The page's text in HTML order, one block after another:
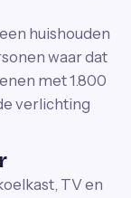
huishouden
waar dat
met 1.800
verlichting
TV en